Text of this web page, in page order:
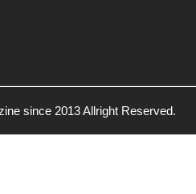
since 2013 Allright Reserved.